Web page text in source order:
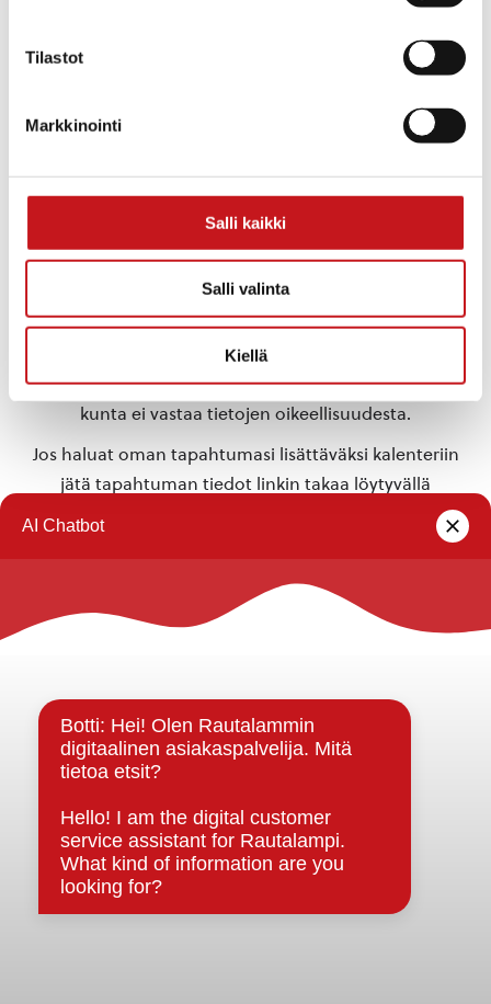
Tilastot
Markkinointi
Salli kaikki
Salli valinta
Kiellä
ma 24.6.2024
12:00 - 14:00
TAPAHTUMAPAIKKA
Rautalammin kirjasto
«Lasten
Pieksämäen seutuopiston
jousiorkesteri
Tähän kalenteriin on koottu eri toimijoiden
Rautalammilla järjestämiä tapahtumia. Rautalammin
kunta ei vastaa tietojen oikeellisuudesta.
Jos haluat oman tapahtumasi lisättäväksi kalenteriin
jätä tapahtuman tiedot linkin takaa löytyvällä
Rautalammin kunta
Strategiat, ohjelmat, ohjeet, suunnitelmat, säännöt ja
sopimukset
Asiakirjajulkisuuskuvaus
Evästeet
Saavutettavuusseloste
Tietosuoja
Tietosuojaselosteet